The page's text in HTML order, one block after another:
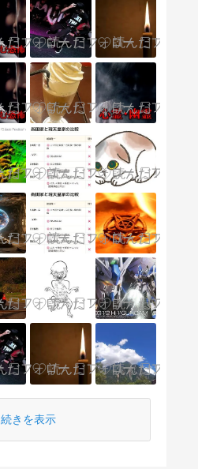
続きを表示